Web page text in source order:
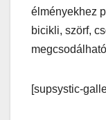
élményekhez
bicikli, szörf,
[supsystic-